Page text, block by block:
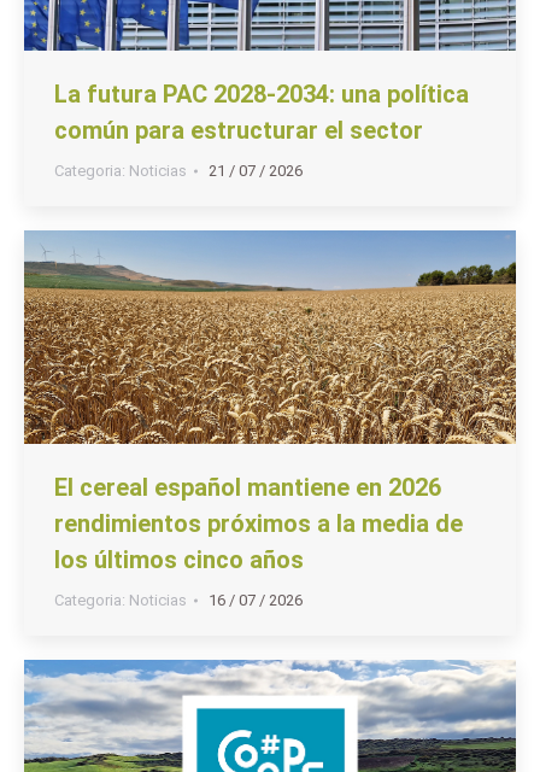
La futura PAC 2028-2034: una política
común para estructurar el sector
Categoria: Noticias 21 / 07 / 2026
El cereal español mantiene en 2026
rendimientos próximos a la media de
los últimos cinco años
Categoria: Noticias 16 / 07 / 2026